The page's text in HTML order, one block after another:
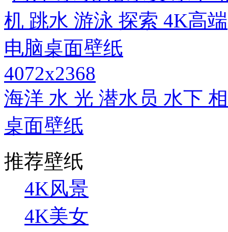
4072x2368
海洋 水 光 潜水员 水下
桌面壁纸
推荐壁纸
4K风景
4K美女